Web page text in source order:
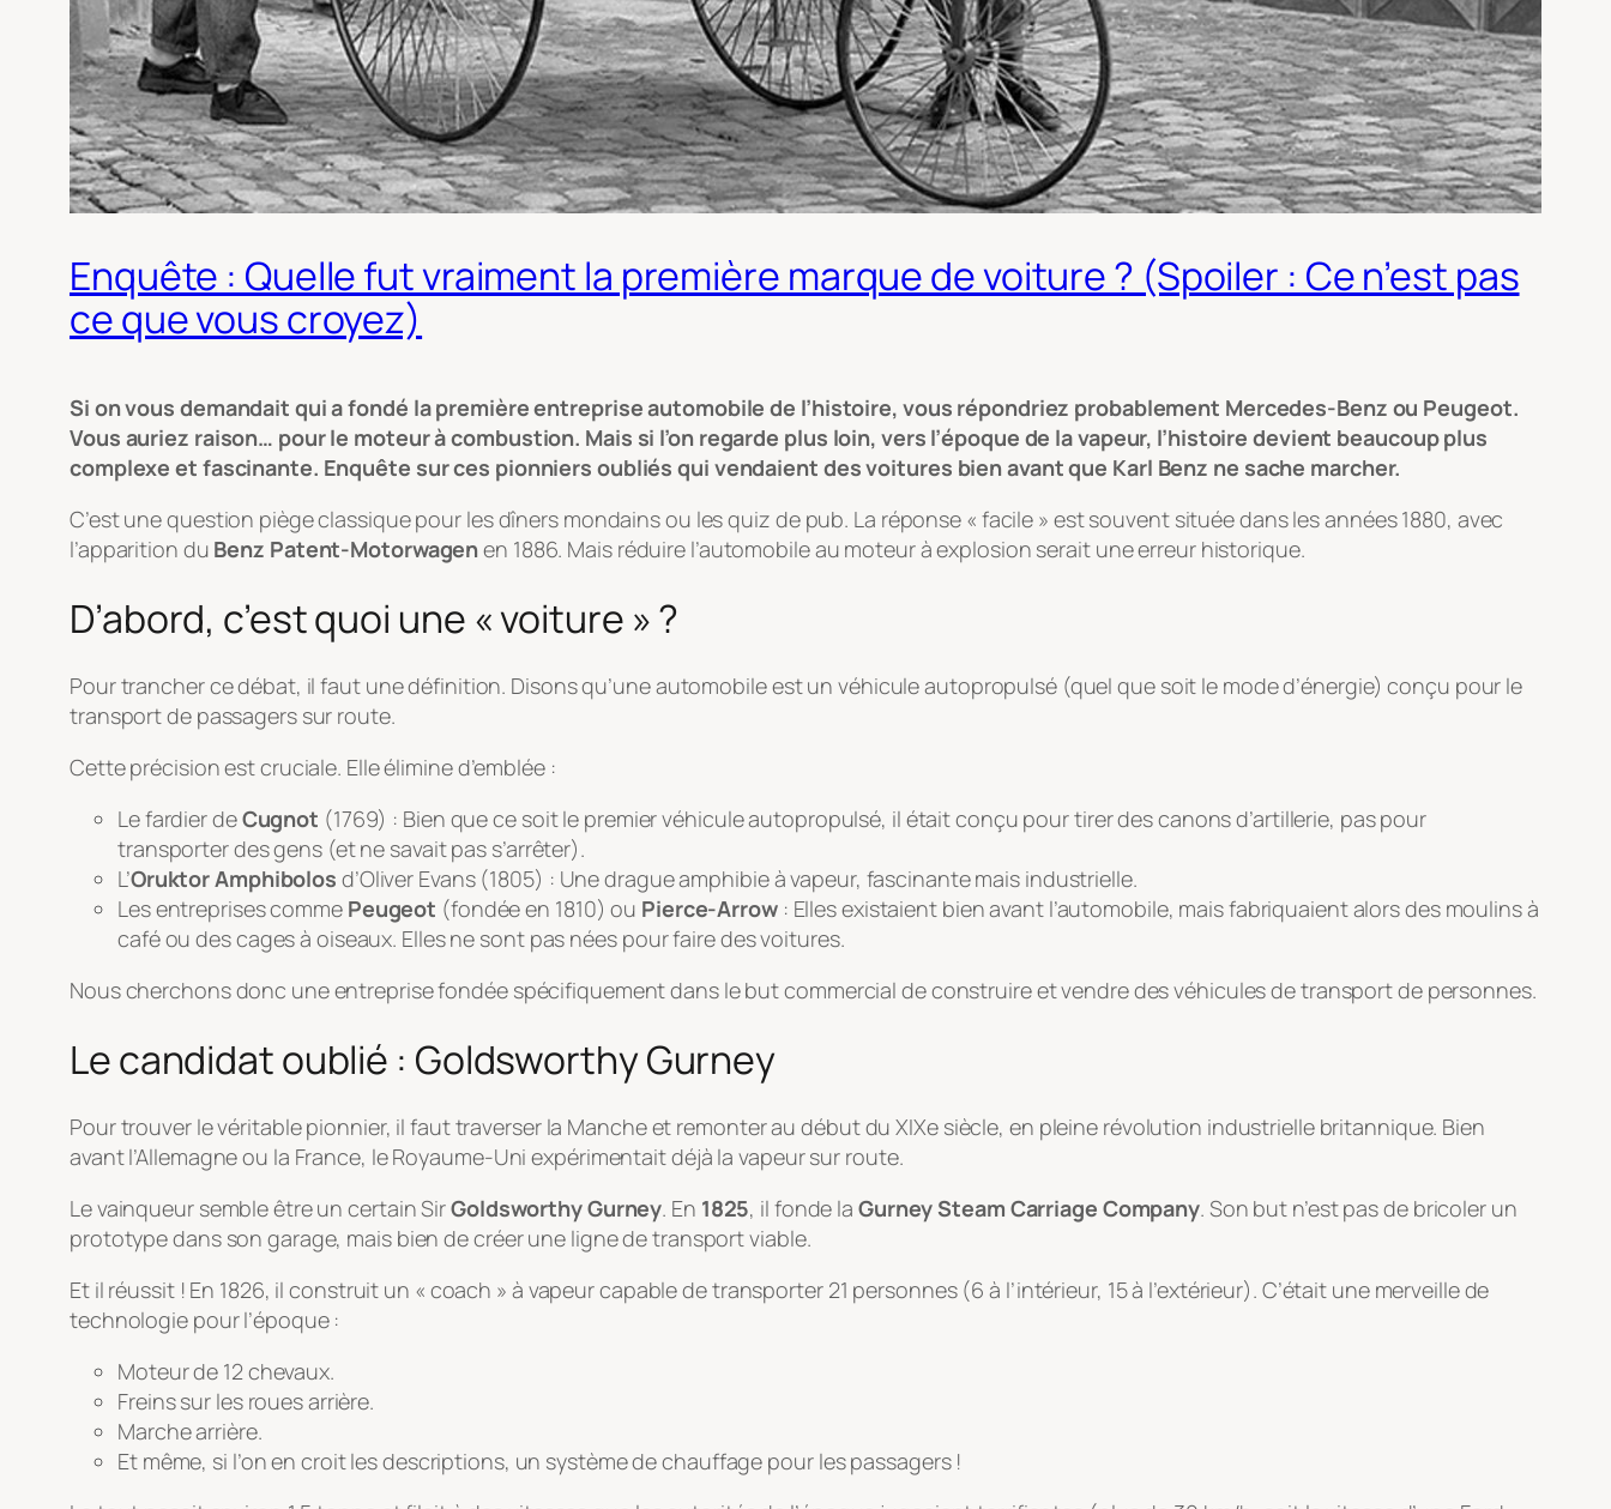
Enquête : Quelle fut vraiment la première marque de voiture ? (Spoiler : Ce n’est pas
ce que vous croyez)
Si on vous demandait qui a fondé la première entreprise automobile de l’histoire, vous répondriez probablement Mercedes-Benz ou Peugeot.
Vous auriez raison… pour le moteur à combustion. Mais si l’on regarde plus loin, vers l’époque de la vapeur, l’histoire devient beaucoup plus
complexe et fascinante. Enquête sur ces pionniers oubliés qui vendaient des voitures bien avant que Karl Benz ne sache marcher.
C’est une question piège classique pour les dîners mondains ou les quiz de pub. La réponse « facile » est souvent située dans les années 1880, avec
l’apparition du Benz Patent-Motorwagenen 1886. Mais réduire l’automobile au moteur à explosion serait une erreur historique.
D’abord, c’est quoi une « voiture » ?
Pour trancher ce débat, il faut une définition. Disons qu’une automobile est un véhicule autopropulsé (quel que soit le mode d’énergie) conçu pour le
transport de passagers sur route.
Cette précision est cruciale. Elle élimine d’emblée :
Le fardier deCugnot (1769) : Bien que ce soit le premier véhicule autopropulsé, il était conçu pour tirer des canons d’artillerie, pas pour
transporter des gens (et ne savait pas s’arrêter).
L’Oruktor Amphibolos d’Oliver Evans (1805) : Une drague amphibie à vapeur, fascinante mais industrielle.
Les entreprises comme Peugeot (fondée en 1810) ou Pierce-Arrow: Elles existaient bien avant l’automobile, mais fabriquaient alors des moulins à
café ou des cages à oiseaux. Elles ne sont pas nées pourfaire des voitures.
Nous cherchons donc une entreprise fondée spécifiquement dans le but commercial de construire et vendre des véhicules de transport de personnes.
Le candidat oublié : Goldsworthy Gurney
Pour trouver le véritable pionnier, il faut traverser la Manche et remonter au début du XIXe siècle, en pleine révolution industrielle britannique. Bien
avant l’Allemagne ou la France, le Royaume-Uni expérimentait déjà la vapeur sur route.
Le vainqueur semble être un certain SirGoldsworthy Gurney. En 1825, il fonde la Gurney Steam Carriage Company. Son but n’est pas de bricoler un
prototype dans son garage, mais bien de créer une ligne de transport viable.
Et il réussit ! En 1826, il construit un « coach » à vapeur capable de transporter 21 personnes (6 à l’intérieur, 15 à l’extérieur). C’était une merveille de
technologie pour l’époque :
Moteur de 12 chevaux.
Freins sur les roues arrière.
Marche arrière.
Et même, si l’on en croit les descriptions, un système de chauffage pour les passagers !